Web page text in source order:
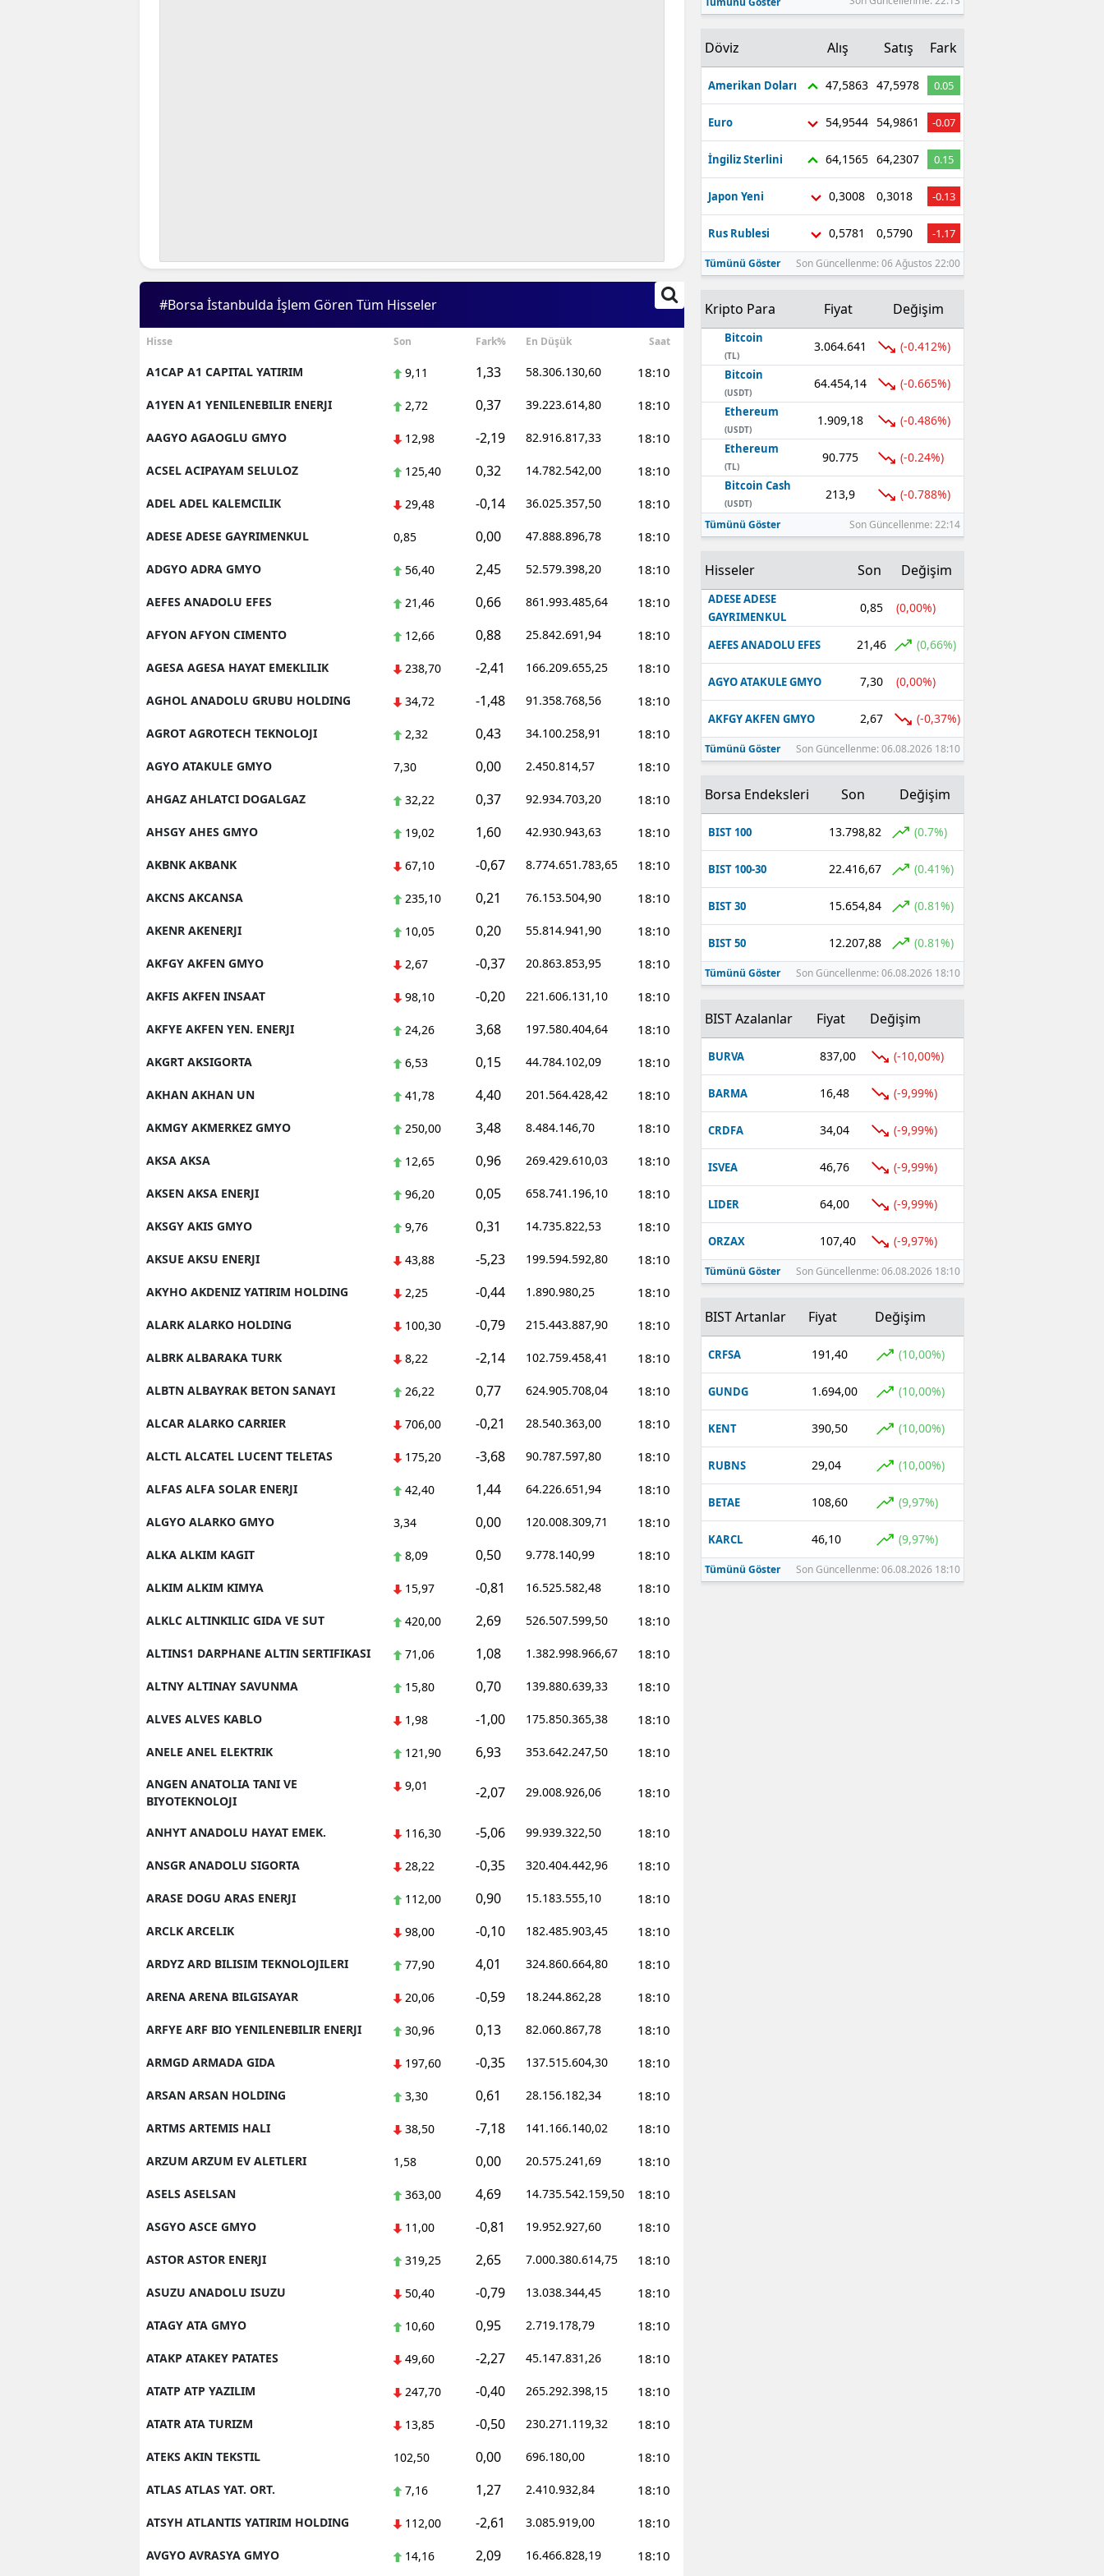
Çorum
Mersin
İstanbul
İzmir
Kars
Kastamonu
Kayseri
Kırklareli
Kırşehir
Kocaeli
Konya
Kütahya
Malatya
Manisa
Kahramanmaraş
Mardin
Muğla
Muş
Nevşehir
Niğde
Ordu
Rize
Sakarya
Van
Yozgat
Zonguldak
Aksaray
Bayburt
Karaman
Kırıkkale
Batman
#Borsa İstanbulda İşlem Gören Tüm Hisseler
Hisse Son Fark% En Düşük Saat
A1CAP A1 CAPITAL YATIRIM 9,11 1,33 58.306.130,60 18:10
A1YEN A1 YENILENEBILIR ENERJI 2,72 0,37 39.223.614,80 18:10
AAGYO AGAOGLU GMYO 12,98 -2,19 82.916.817,33 18:10
ACSEL ACIPAYAM SELULOZ 125,40 0,32 14.782.542,00 18:10
ADEL ADEL KALEMCILIK 29,48 -0,14 36.025.357,50 18:10
ADESE ADESE GAYRIMENKUL 0,85 0,00 47.888.896,78 18:10
ADGYO ADRA GMYO 56,40 2,45 52.579.398,20 18:10
AEFES ANADOLU EFES 21,46 0,66 861.993.485,64 18:10
AFYON AFYON CIMENTO 12,66 0,88 25.842.691,94 18:10
AGESA AGESA HAYAT EMEKLILIK 238,70 -2,41 166.209.655,25 18:10
AGHOL ANADOLU GRUBU HOLDING 34,72 -1,48 91.358.768,56 18:10
AGROT AGROTECH TEKNOLOJI 2,32 0,43 34.100.258,91 18:10
AGYO ATAKULE GMYO 7,30 0,00 2.450.814,57 18:10
AHGAZ AHLATCI DOGALGAZ 32,22 0,37 92.934.703,20 18:10
AHSGY AHES GMYO 19,02 1,60 42.930.943,63 18:10
AKBNK AKBANK 67,10 -0,67 8.774.651.783,65 18:10
AKCNS AKCANSA 235,10 0,21 76.153.504,90 18:10
AKENR AKENERJI 10,05 0,20 55.814.941,90 18:10
AKFGY AKFEN GMYO 2,67 -0,37 20.863.853,95 18:10
AKFIS AKFEN INSAAT 98,10 -0,20 221.606.131,10 18:10
AKFYE AKFEN YEN. ENERJI 24,26 3,68 197.580.404,64 18:10
AKGRT AKSIGORTA 6,53 0,15 44.784.102,09 18:10
AKHAN AKHAN UN 41,78 4,40 201.564.428,42 18:10
AKMGY AKMERKEZ GMYO 250,00 3,48 8.484.146,70 18:10
AKSA AKSA 12,65 0,96 269.429.610,03 18:10
AKSEN AKSA ENERJI 96,20 0,05 658.741.196,10 18:10
AKSGY AKIS GMYO 9,76 0,31 14.735.822,53 18:10
AKSUE AKSU ENERJI 43,88 -5,23 199.594.592,80 18:10
AKYHO AKDENIZ YATIRIM HOLDING 2,25 -0,44 1.890.980,25 18:10
ALARK ALARKO HOLDING 100,30 -0,79 215.443.887,90 18:10
ALBRK ALBARAKA TURK 8,22 -2,14 102.759.458,41 18:10
ALBTN ALBAYRAK BETON SANAYI 26,22 0,77 624.905.708,04 18:10
ALCAR ALARKO CARRIER 706,00 -0,21 28.540.363,00 18:10
ALCTL ALCATEL LUCENT TELETAS 175,20 -3,68 90.787.597,80 18:10
ALFAS ALFA SOLAR ENERJI 42,40 1,44 64.226.651,94 18:10
ALGYO ALARKO GMYO 3,34 0,00 120.008.309,71 18:10
ALKA ALKIM KAGIT 8,09 0,50 9.778.140,99 18:10
ALKIM ALKIM KIMYA 15,97 -0,81 16.525.582,48 18:10
ALKLC ALTINKILIC GIDA VE SUT 420,00 2,69 526.507.599,50 18:10
ALTINS1 DARPHANE ALTIN SERTIFIKASI 71,06 1,08 1.382.998.966,67 18:10
ALTNY ALTINAY SAVUNMA 15,80 0,70 139.880.639,33 18:10
ALVES ALVES KABLO 1,98 -1,00 175.850.365,38 18:10
ANELE ANEL ELEKTRIK 121,90 6,93 353.642.247,50 18:10
ANGEN ANATOLIA TANI VE
BIYOTEKNOLOJI
9,01 -2,07 29.008.926,06 18:10
ANHYT ANADOLU HAYAT EMEK. 116,30 -5,06 99.939.322,50 18:10
ANSGR ANADOLU SIGORTA 28,22 -0,35 320.404.442,96 18:10
ARASE DOGU ARAS ENERJI 112,00 0,90 15.183.555,10 18:10
ARCLK ARCELIK 98,00 -0,10 182.485.903,45 18:10
ARDYZ ARD BILISIM TEKNOLOJILERI 77,90 4,01 324.860.664,80 18:10
ARENA ARENA BILGISAYAR 20,06 -0,59 18.244.862,28 18:10
ARFYE ARF BIO YENILENEBILIR ENERJI 30,96 0,13 82.060.867,78 18:10
ARMGD ARMADA GIDA 197,60 -0,35 137.515.604,30 18:10
ARSAN ARSAN HOLDING 3,30 0,61 28.156.182,34 18:10
ARTMS ARTEMIS HALI 38,50 -7,18 141.166.140,02 18:10
ARZUM ARZUM EV ALETLERI 1,58 0,00 20.575.241,69 18:10
ASELS ASELSAN 363,00 4,69 14.735.542.159,50 18:10
ASGYO ASCE GMYO 11,00 -0,81 19.952.927,60 18:10
ASTOR ASTOR ENERJI 319,25 2,65 7.000.380.614,75 18:10
ASUZU ANADOLU ISUZU 50,40 -0,79 13.038.344,45 18:10
ATAGY ATA GMYO 10,60 0,95 2.719.178,79 18:10
ATAKP ATAKEY PATATES 49,60 -2,27 45.147.831,26 18:10
ATATP ATP YAZILIM 247,70 -0,40 265.292.398,15 18:10
ATATR ATA TURIZM 13,85 -0,50 230.271.119,32 18:10
ATEKS AKIN TEKSTIL 102,50 0,00 696.180,00 18:10
ATLAS ATLAS YAT. ORT. 7,16 1,27 2.410.932,84 18:10
ATSYH ATLANTIS YATIRIM HOLDING 112,00 -2,61 3.085.919,00 18:10
AVGYO AVRASYA GMYO 14,16 2,09 16.466.828,19 18:10
Döviz Alış Satış Fark
Amerikan Doları 47,5863 47,5978 0.05
Euro 54,9544 54,9861 -0.07
İngiliz Sterlini 64,1565 64,2307 0.15
Japon Yeni 0,3008 0,3018 -0.13
Rus Rublesi 0,5781 0,5790 -1.17
Tümünü Göster Son Güncellenme: 06 Ağustos 22:00
Kripto Para Fiyat Değişim
Bitcoin
(TL)
3.064.641 (-0.412%)
Bitcoin
(USDT)
64.454,14 (-0.665%)
Ethereum
(USDT)
1.909,18 (-0.486%)
Ethereum
(TL)
90.775 (-0.24%)
Bitcoin Cash
(USDT)
213,9 (-0.788%)
Tümünü Göster Son Güncellenme: 22:14
Hisseler Son Değişim
ADESE ADESE
GAYRIMENKUL
0,85 (0,00%)
AEFES ANADOLU EFES 21,46 (0,66%)
AGYO ATAKULE GMYO 7,30 (0,00%)
AKFGY AKFEN GMYO 2,67 (-0,37%)
Tümünü Göster Son Güncellenme: 06.08.2026 18:10
Borsa Endeksleri Son Değişim
BIST 100 13.798,82 (0.7%)
BIST 100-30 22.416,67 (0.41%)
BIST 30 15.654,84 (0.81%)
BIST 50 12.207,88 (0.81%)
Tümünü Göster Son Güncellenme: 06.08.2026 18:10
BIST Azalanlar Fiyat Değişim
BURVA 837,00 (-10,00%)
BARMA 16,48 (-9,99%)
CRDFA 34,04 (-9,99%)
ISVEA 46,76 (-9,99%)
LIDER 64,00 (-9,99%)
ORZAX 107,40 (-9,97%)
Tümünü Göster Son Güncellenme: 06.08.2026 18:10
BIST Artanlar Fiyat Değişim
CRFSA 191,40 (10,00%)
GUNDG 1.694,00 (10,00%)
KENT 390,50 (10,00%)
RUBNS 29,04 (10,00%)
BETAE 108,60 (9,97%)
KARCL 46,10 (9,97%)
Tümünü Göster Son Güncellenme: 06.08.2026 18:10